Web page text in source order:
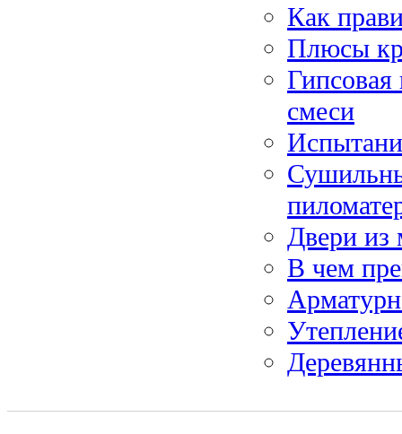
Как
Плюсы
смеси
Двери из
В чем